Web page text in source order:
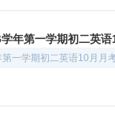
年第一学期初二英语
一学期初二英语10月月